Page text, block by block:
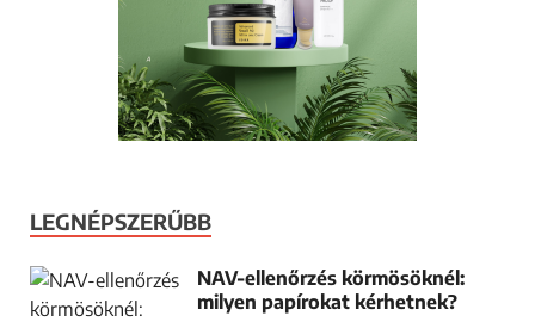
LEGNÉPSZERŰBB
NAV-ellenőrzés körmösöknél:
milyen papírokat kérhetnek?